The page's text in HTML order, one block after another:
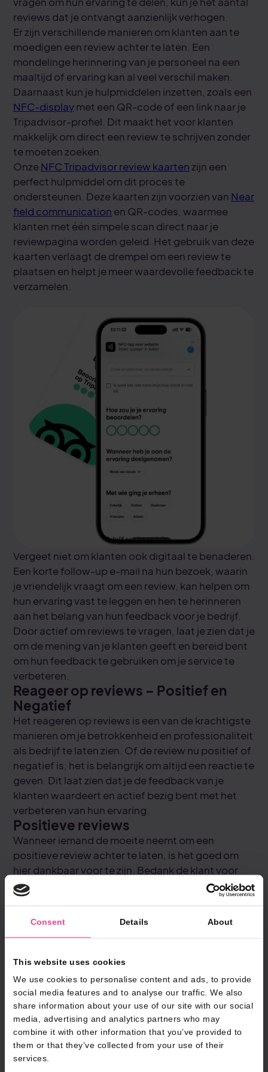
Consent Details About
This website uses cookies
We use cookies to personalise content and ads, to provide
social media features and to analyse our traffic. We also
share information about your use of our site with our social
media, advertising and analytics partners who may
combine it with other information that you’ve provided to
them or that they’ve collected from your use of their
services.
reviews dat je ontvangt aanzienlijk verhogen.
Er zijn verschillende manieren om klanten aan te
moedigen een review achter te laten. Een
mondelinge herinnering van je personeel na een
maaltijd of ervaring kan al veel verschil maken.
Daarnaast kun je hulpmiddelen inzetten, zoals een
NFC-displaymet een QR-code of een link naar je
Tripadvisor-profiel. Dit maakt het voor klanten
makkelijk om direct een review te schrijven zonder
te moeten zoeken.
OnzeNFC Tripadvisor review kaarten zijn een
perfect hulpmiddel om dit proces te
ondersteunen. Deze kaarten zijn voorzien van Near
field communication en QR-codes, waarmee
klanten met één simpele scan direct naar je
reviewpagina worden geleid. Het gebruik van deze
kaarten verlaagt de drempel om een review te
plaatsen en helpt je meer waardevolle feedback te
verzamelen.
Vergeet niet om klanten ook digitaal te benaderen.
Een korte follow-up e-mail na hun bezoek, waarin
je vriendelijk vraagt om een review, kan helpen om
hun ervaring vast te leggen en hen te herinneren
aan het belang van hun feedback voor je bedrijf.
Door actief om reviews te vragen, laat je zien dat je
om de mening van je klanten geeft en bereid bent
om hun feedback te gebruiken om je service te
verbeteren.
Reageer op reviews – Positief en
Negatief
Het reageren op reviews is een van de krachtigste
manieren om je betrokkenheid en professionaliteit
als bedrijf te laten zien. Of de review nu positief of
negatief is, het is belangrijk om altijd een reactie te
geven. Dit laat zien dat je de feedback van je
klanten waardeert en actief bezig bent met het
verbeteren van hun ervaring.
Positieve reviews
Wanneer iemand de moeite neemt om een
positieve review achter te laten, is het goed om
hier dankbaar voor te zijn. Bedank de klant voor
hun bezoek en hun positieve woorden. Dit hoeft
geen lange reactie te zijn; een kort en oprecht
moedigt anderen aan om hetzelfde te doen.
Negatieve reviews
Negatieve reviews kunnen lastig zijn, maar ze
bieden een kans om te laten zien dat je problemen
serieus neemt en openstaat voor verbetering.
Reageer altijd professioneel en vriendelijk, zelfs als
de feedback onterecht aanvoelt. Bedank de klant
voor hun feedback en bied je excuses aan voor de